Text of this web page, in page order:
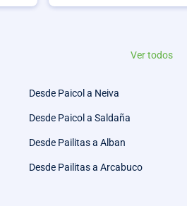
Ver todos
Desde Paicol a Neiva
Desde Paicol a Saldaña
Desde Pailitas a Alban
Desde Pailitas a Arcabuco